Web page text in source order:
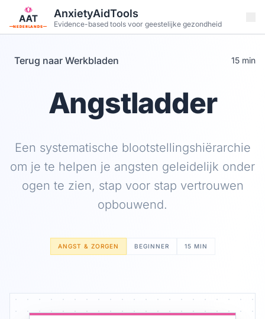
Ga naar hoofdinhoud
NEDERLANDS
AnxietyAidTools
Evidence-based tools voor geestelijke gezondheid
Terug naar Werkbladen 15 min
Angstladder
Een systematische blootstellingshiërarchie
om je te helpen je angsten geleidelijk onder
ogen te zien, stap voor stap vertrouwen
opbouwend.
ANGST & ZORGEN BEGINNER 15 MIN